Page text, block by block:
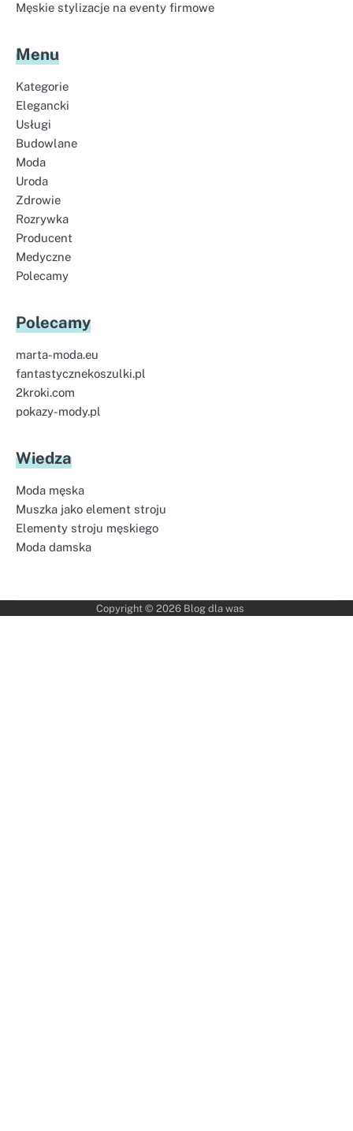
Męskie stylizacje na eventy firmowe
Menu
Kategorie
Elegancki
Usługi
Budowlane
Moda
Uroda
Zdrowie
Rozrywka
Producent
Medyczne
Polecamy
Polecamy
marta-moda.eu
fantastycznekoszulki.pl
2kroki.com
pokazy-mody.pl
Wiedza
Moda męska
Muszka jako element stroju
Elementy stroju męskiego
Moda damska
Copyright © 2026 Blog dla was